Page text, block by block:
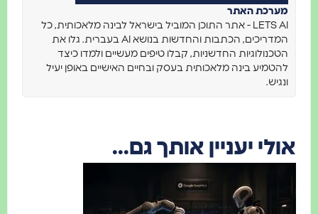
האתר
LETS AI - אתר התוכן המוביל בישראל לבינה מלאכותית, כל
המדריכים, הכתבות והחדשות בנושא AI בעברית. גלו את
החדשניות, קבלו טיפים מעשיים ולמדו כיצד
בינה מלאכותית בעסק ובחיים האישיים באופן יעיל
יעניין אותך גם...